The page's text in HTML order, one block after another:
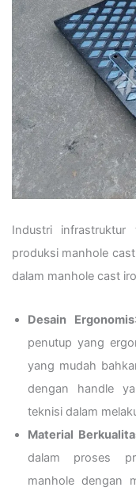
Industri infrastruktur
produksi manhole
dalam manhole cast
Desain Ergonomis
penutup yang
yang mudah
dengan handle
teknisi dalam
Material
dalam proses
manhole dengan